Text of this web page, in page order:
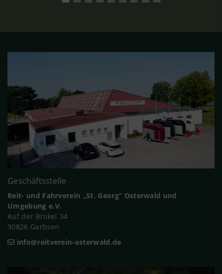
Geschäftsstelle
Reit- und Fahrverein „St. Georg“ Osterwald und
Umgebung e.V.
Auf der Brokel 34
30826 Garbsen
info@reitverein-osterwald.de